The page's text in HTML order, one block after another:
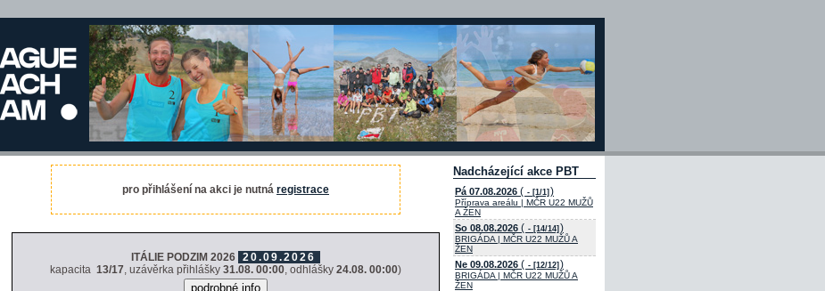
pro přihlášení na akci je nutná registrace
ITÁLIE PODZIM 2026 20.09.2026
kapacita 13/17, uzávěrka přihlášky 31.08. 00:00, odhlášky 24.08. 00:00)
Nadcházející akce PBT
Pá 07.08.2026 ( - [1/1] )
Příprava areálu | MČR U22 MUŽŮ
A ŽEN
So 08.08.2026 ( - [14/14] )
BRIGÁDA | MČR U22 MUŽŮ A
ŽEN
Ne 09.08.2026 ( - [12/12] )
BRIGÁDA | MČR U22 MUŽŮ A
ŽEN